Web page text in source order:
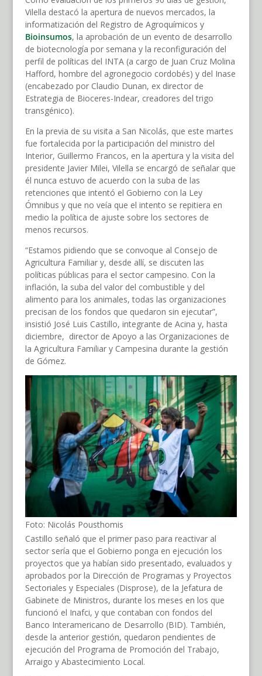
Vilella destacó la apertura de nuevos mercados, la
informatización del Registro de Agroquímicos y
Bioinsumos, la aprobación de un evento de desarrollo
de biotecnología por semana y la reconfiguración del
perfil de políticas del INTA (a cargo de Juan Cruz Molina
Hafford, hombre del agronegocio cordobés) y del Inase
(encabezado por Claudio Dunan, ex director de
Estrategia de Bioceres-Indear, creadores del trigo
transgénico).
En la previa de su visita a San Nicolás, que este martes
fue fortalecida por la participación del ministro del
Interior, Guillermo Francos, en la apertura y la visita del
presidente Javier Milei, Vilella se encargó de señalar que
él nunca estuvo de acuerdo con la suba de las
retenciones que intentó el Gobierno con la Ley
Ómnibus y que no veía que el intento se repitiera en
medio la política de ajuste sobre los sectores de
menos recursos.
“Estamos pidiendo que se convoque al Consejo de
Agricultura Familiar y, desde allí, se discuten las
políticas públicas para el sector campesino. Con la
inflación, la suba del valor del combustible y del
alimento para los animales, todas las organizaciones
precisan de los fondos que quedaron sin ejecutar”,
insistió José Luis Castillo, integrante de Acina y, hasta
diciembre, director de Apoyo a las Organizaciones de
la Agricultura Familiar y Campesina durante la gestión
de Gómez.
Foto: Nicolás Pousthomis
Castillo señaló que el primer paso para reactivar al
sector sería que el Gobierno ponga en ejecución los
proyectos que ya habían sido presentado, evaluados y
aprobados por la Dirección de Programas y Proyectos
Sectoriales y Especiales (Disprose), de la Jefatura de
Gabinete de Ministros, durante los meses en los que
funcionó el Inafci, y que contaban con fondos del
Banco Interamericano de Desarrollo (BID). También,
desde la anterior gestión, quedaron pendientes de
ejecución del Programa de Promoción del Trabajo,
Arraigo y Abastecimiento Local.